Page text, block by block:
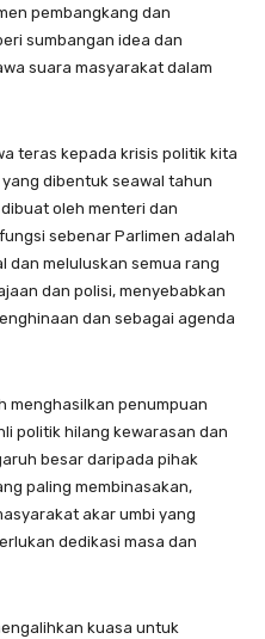
pembangkang dan
sumbangan idea dan
suara masyarakat dalam
teras kepada krisis politik kita
dibentuk seawal tahun
oleh menteri dan
sebenar Parlimen adalah
dan meluluskan semua rang
dan polisi, menyebabkan
dan sebagai agenda
menghasilkan penumpuan
politik hilang kewarasan dan
besar daripada pihak
paling membinasakan,
akar umbi yang
dedikasi masa dan
kuasa untuk